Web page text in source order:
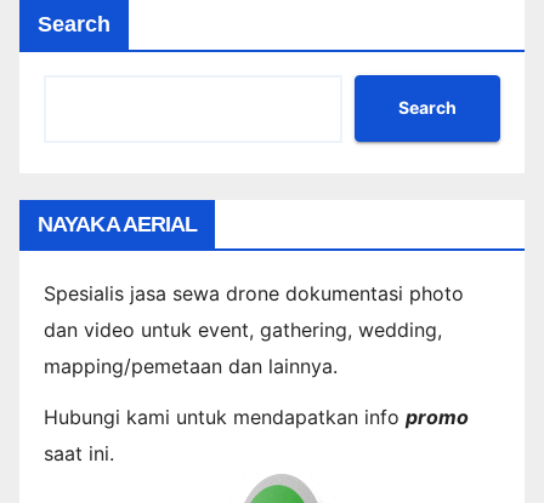
Search
Search
NAYAKA AERIAL
Spesialis jasa sewa drone dokumentasi photo
dan video untuk event, gathering, wedding,
mapping/pemetaan dan lainnya.
Hubungi kami untuk mendapatkan info promo
saat ini.